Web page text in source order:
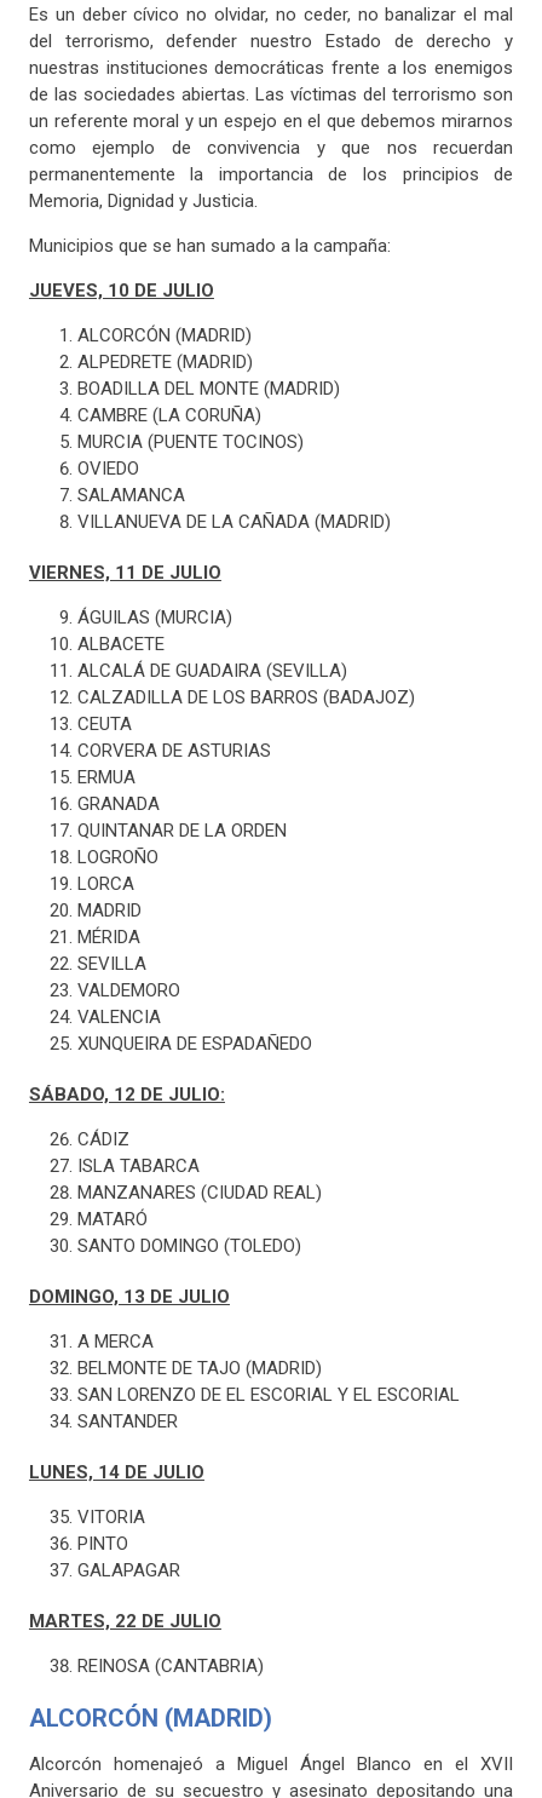
Es un deber cívico no olvidar, no ceder, no banalizar el mal
del terrorismo, defender nuestro Estado de derecho y
nuestras instituciones democráticas frente a los enemigos
de las sociedades abiertas. Las víctimas del terrorismo son
un referente moral y un espejo en el que debemos mirarnos
como ejemplo de convivencia y que nos recuerdan
permanentemente la importancia de los principios de
Memoria, Dignidad y Justicia.
Municipios que se han sumado a la campaña:
JUEVES, 10 DE JULIO
ALCORCÓN (MADRID)
ALPEDRETE (MADRID)
BOADILLA DEL MONTE (MADRID)
CAMBRE (LA CORUÑA)
MURCIA (PUENTE TOCINOS)
OVIEDO
SALAMANCA
VILLANUEVA DE LA CAÑADA (MADRID)
VIERNES, 11 DE JULIO
ÁGUILAS (MURCIA)
ALBACETE
ALCALÁ DE GUADAIRA (SEVILLA)
CALZADILLA DE LOS BARROS (BADAJOZ)
CEUTA
CORVERA DE ASTURIAS
ERMUA
GRANADA
QUINTANAR DE LA ORDEN
LOGROÑO
LORCA
MADRID
MÉRIDA
SEVILLA
VALDEMORO
VALENCIA
XUNQUEIRA DE ESPADAÑEDO
SÁBADO, 12 DE JULIO:
CÁDIZ
ISLA TABARCA
MANZANARES (CIUDAD REAL)
MATARÓ
SANTO DOMINGO (TOLEDO)
DOMINGO, 13 DE JULIO
A MERCA
BELMONTE DE TAJO (MADRID)
SAN LORENZO DE EL ESCORIAL Y EL ESCORIAL
SANTANDER
LUNES, 14 DE JULIO
VITORIA
PINTO
GALAPAGAR
MARTES, 22 DE JULIO
REINOSA (CANTABRIA)
ALCORCÓN (MADRID)
Alcorcón homenajeó a Miguel Ángel Blanco en el XVII
Aniversario de su secuestro y asesinato depositando una